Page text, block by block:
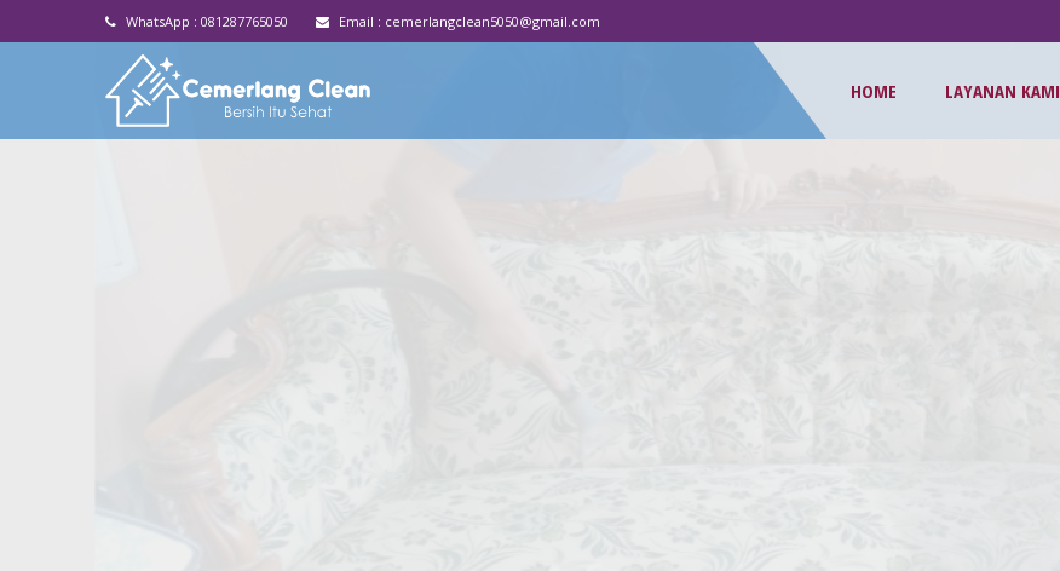
WhatsApp : 081287765050 Email : cemerlangclean5050@gmail.com
HOME LAYANAN KAMI